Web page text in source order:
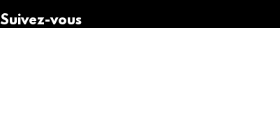
Suivez-vous